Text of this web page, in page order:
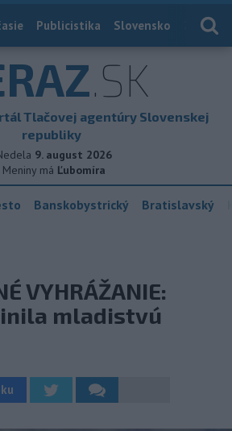
Publicistika Slovensko
.SK
Tlačovej agentúry Slovenskej
republiky
9. august 2026
Meniny má Ľubomíra
Banskobystrický Bratislavský
VYHRÁŽANIE:
mladistvú